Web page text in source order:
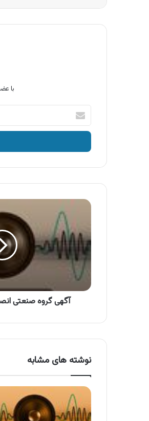
با
آدرس
ایمیل
خود
وارد
آگهی
انصار
،
سازنده
دیگ
بخار
آگهی گروه صنعتی
نوشته های مشابه